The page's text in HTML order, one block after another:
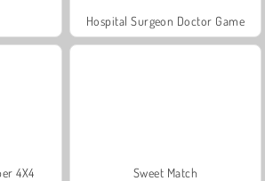
Hospital Surgeon Doctor Game
4X4 Sweet Match